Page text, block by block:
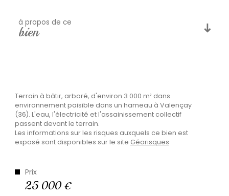
à propos de ce
bien
Plus d'informations
financières
détails
Terrain à bâtir, arboré, d'environ 3 000 m² dans
environnement paisible dans un hameau à Valençay
(36). L'eau, l'électricité et l'assainissement collectif
passent devant le terrain.
Les informations sur les risques auxquels ce bien est
exposé sont disponibles sur le site Géorisques
Prix
25 000 €